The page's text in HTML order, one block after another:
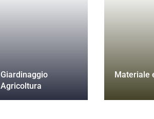
Giardinaggio
Agricoltura
Materiale